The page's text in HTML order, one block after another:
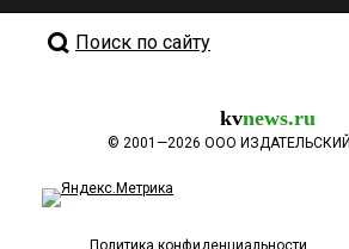
Поиск по сайту
kvnews.ru
© 2001—2026 ООО